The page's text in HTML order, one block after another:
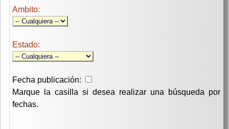
Ambito:
Estado:
Fecha publicación:
Marque la casilla si desea realizar una búsqueda por
fechas.